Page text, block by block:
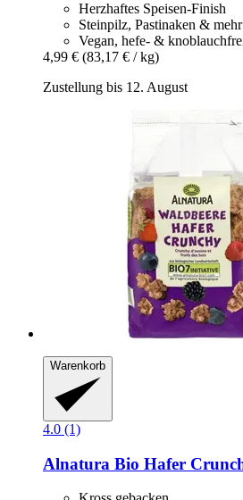
Herzhaftes Speisen-Finish
Steinpilz, Pastinaken & mehr
Vegan, hefe- &
4,99 € (83,17 € / kg)
Zustellung bis 12. August
Warenkorb
4.0 (1)
Alnatura Bio Hafer